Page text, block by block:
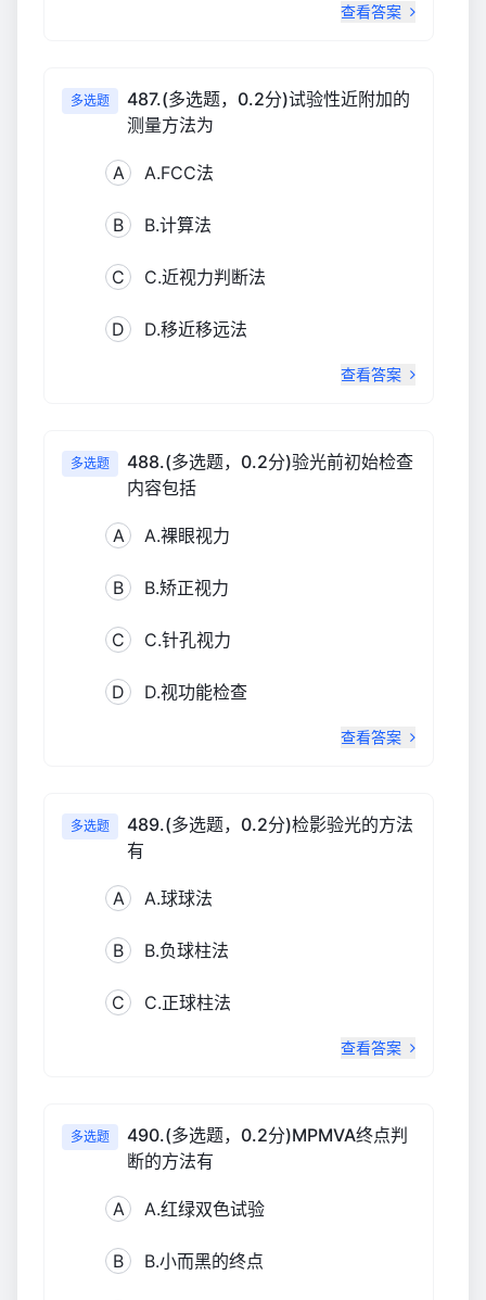
查看答案
多选题
487.(多选题，0.2分)试验性近附加的
测量方法为
A A.FCC法
B B.计算法
C C.近视力判断法
D D.移近移远法
查看答案
多选题
488.(多选题，0.2分)验光前初始检查
内容包括
A A.裸眼视力
B B.矫正视力
C C.针孔视力
D D.视功能检查
查看答案
多选题
489.(多选题，0.2分)检影验光的方法
有
A A.球球法
B B.负球柱法
C C.正球柱法
查看答案
多选题
490.(多选题，0.2分)MPMVA终点判
断的方法有
A A.红绿双色试验
B B.小而黑的终点